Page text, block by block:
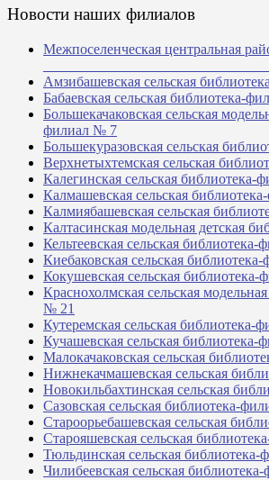
Новости наших филиалов
Межпоселенческая центральная
Амзибашевская сельская
Бабаевская сельская библиотека-
Большекачаковская сельская
филиал № 7
Большекуразовская сельская
Верхнетыхтемская сельская
Калегинская сельская библиотека-
Калмашевская сельская
Калмиябашевская сельская
Калтасинская модельная детская
Кельтеевская сельская
Киебаковская сельская
Кокушевская сельская
Краснохолмская сельская
№ 21
Кутеремская сельская библиотека-
Кучашевская сельская библиотека-
Малокачаковская сельская
Нижнекачмашевская сельская
Новокильбахтинская сельская
Сазовская сельская библиотека-
Староорьебашевская сельская
Старояшевская сельская
Тюльдинская сельская
Чилибеевская сельская